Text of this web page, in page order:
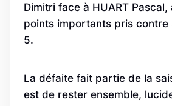
Dimitri face à HUART
points importants pris contre
5.
La défaite fait partie de la
est de rester ensemble,